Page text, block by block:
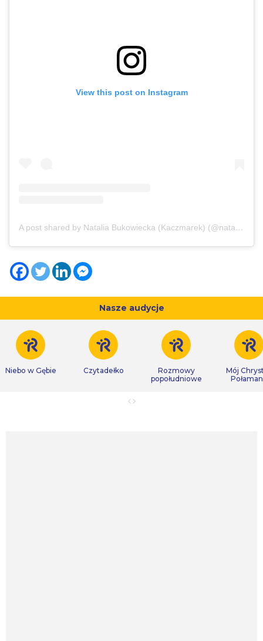
View this post on Instagram
A post shared by Natalia Bukowiecka (Kaczmarek) (@nataliaakaczmarek)
Nasze audycje
Niebo w Gębie Czytadełko
Rozmowy
popołudniowe
Mój